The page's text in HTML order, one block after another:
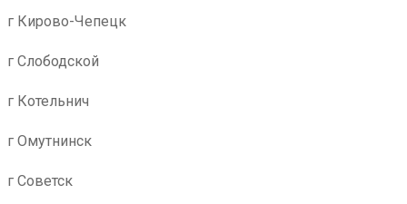
г Кирово-Чепецк
г Слободской
г Котельнич
г Омутнинск
г Советск